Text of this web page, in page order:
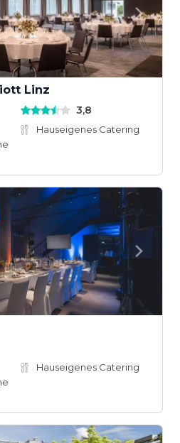
Linz
3,8
Hauseigenes Catering
Hauseigenes Catering